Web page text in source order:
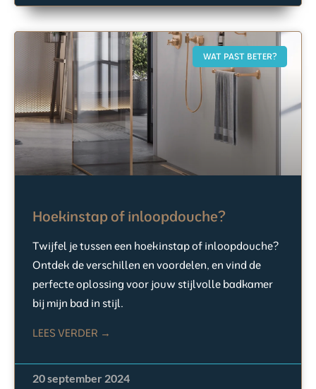
WAT PAST BETER?
Hoekinstap of inloopdouche?
Twijfel je tussen een hoekinstap of inloopdouche?
Ontdek de verschillen en voordelen, en vind de
perfecte oplossing voor jouw stijlvolle badkamer
bij mijn bad in stijl.
LEES VERDER →
20 september 2024